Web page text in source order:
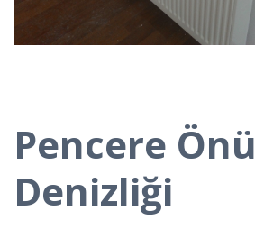
Pencere Önü
Denizliği